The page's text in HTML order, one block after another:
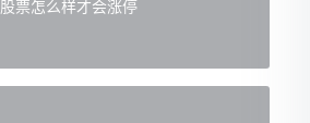
股票怎么样才会涨停